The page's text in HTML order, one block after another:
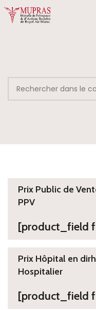
Prix Public de
PPV
[product_field
Prix Hôpital en
Hospitalier
[product_field